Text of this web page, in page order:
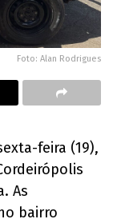
Foto: Alan Rodrigues
feira (19),
As
bairro